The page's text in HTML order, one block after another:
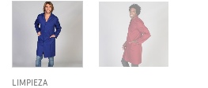
LIMPIEZA